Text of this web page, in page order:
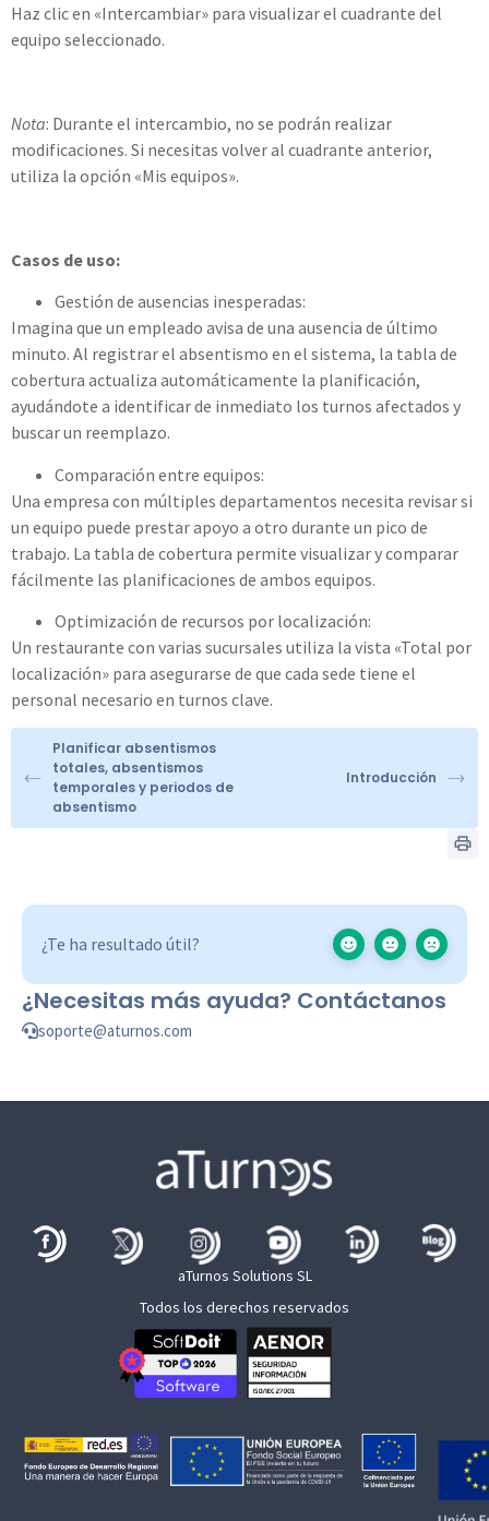
Haz clic en «Intercambiar» para visualizar el cuadrante del
equipo seleccionado.
Nota: Durante el intercambio, no se podrán realizar
modificaciones. Si necesitas volver al cuadrante anterior,
utiliza la opción «Mis equipos».
Casos de uso:
Gestión de ausencias inesperadas:
Imagina que un empleado avisa de una ausencia de último
minuto. Al registrar el absentismo en el sistema, la tabla de
cobertura actualiza automáticamente la planificación,
ayudándote a identificar de inmediato los turnos afectados y
buscar un reemplazo.
Comparación entre equipos:
Una empresa con múltiples departamentos necesita revisar si
un equipo puede prestar apoyo a otro durante un pico de
trabajo. La tabla de cobertura permite visualizar y comparar
fácilmente las planificaciones de ambos equipos.
Optimización de recursos por localización:
Un restaurante con varias sucursales utiliza la vista «Total por
localización» para asegurarse de que cada sede tiene el
personal necesario en turnos clave.
Planificar absentismos
totales, absentismos
temporales y periodos de
absentismo
Introducción
¿Te ha resultado útil?
¿Necesitas más ayuda? Contáctanos
soporte@aturnos.com
aTurnos Solutions SL
Todos los derechos reservados